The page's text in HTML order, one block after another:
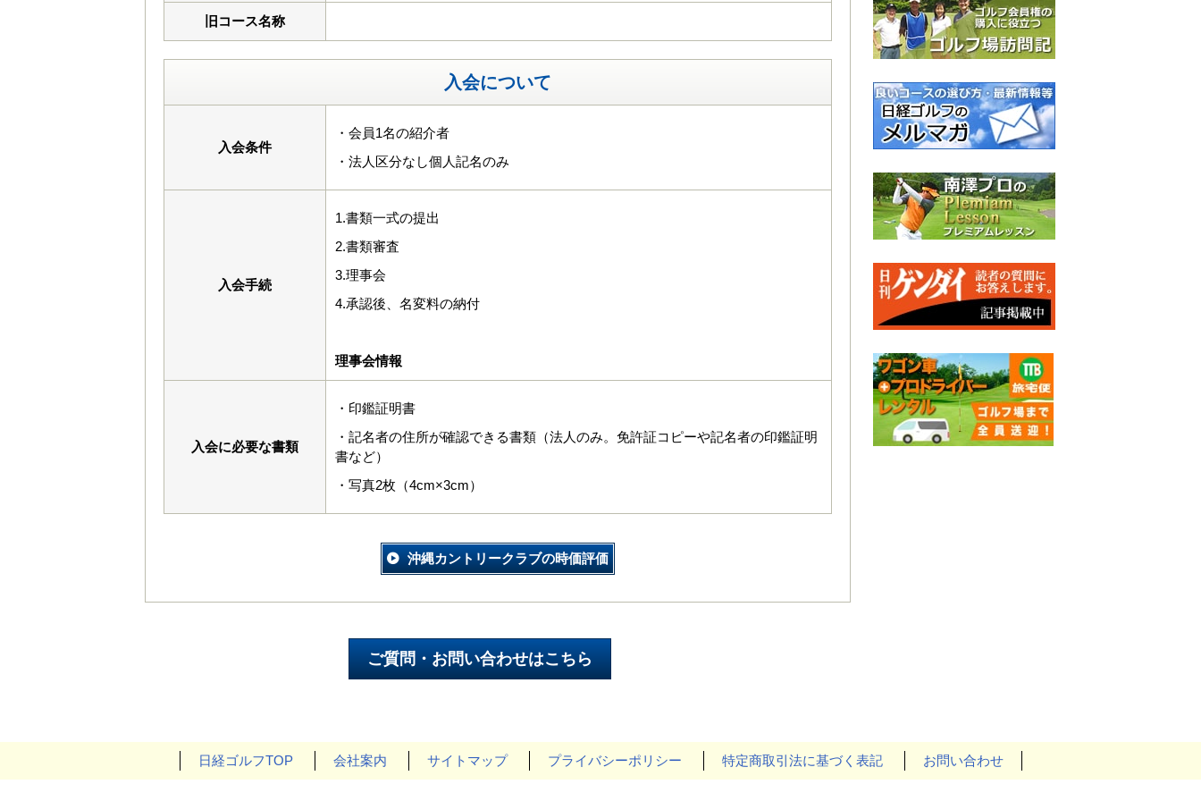
旧コース名称
入会について
入会条件
・会員1名の紹介者
・法人区分なし個人記名のみ
入会手続
1.書類一式の提出
2.書類審査
3.理事会
4.承認後、名変料の納付
理事会情報
入会に必要な書類
・印鑑証明書
・記名者の住所が確認できる書類（法人のみ。免許証コピーや記名者の印鑑証明
書など）
・写真2枚（4cm×3cm）
沖縄カントリークラブの時価評価
日経ゴルフTOP 会社案内 サイトマップ プライバシーポリシー 特定商取引法に基づく表記 お問い合わせ